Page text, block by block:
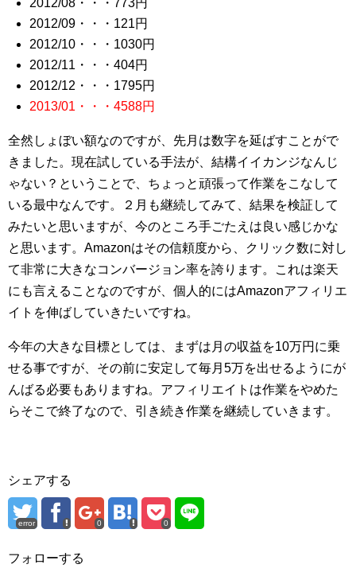
2012/08・・・773円
2012/09・・・121円
2012/10・・・1030円
2012/11・・・404円
2012/12・・・1795円
2013/01・・・4588円
全然しょぼい額なのですが、先月は数字を延ばすことがで
きました。現在試している手法が、結構イイカンジなんじ
ゃない？ということで、ちょっと頑張って作業をこなして
いる最中なんです。２月も継続してみて、結果を検証して
みたいと思いますが、今のところ手ごたえは良い感じかな
と思います。Amazonはその信頼度から、クリック数に対し
て非常に大きなコンバージョン率を誇ります。これは楽天
にも言えることなのですが、個人的にはAmazonアフィリエ
イトを伸ばしていきたいですね。
今年の大きな目標としては、まずは月の収益を10万円に乗
せる事ですが、その前に安定して毎月5万を出せるようにが
んばる必要もありますね。アフィリエイトは作業をやめた
らそこで終了なので、引き続き作業を継続していきます。
シェアする
error 0 0
フォローする